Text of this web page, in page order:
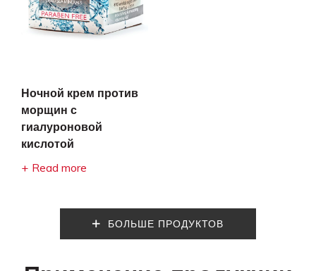
Ночной крем против
морщин с
гиалуроновой
кислотой
Read more
БОЛЬШЕ ПРОДУКТОВ